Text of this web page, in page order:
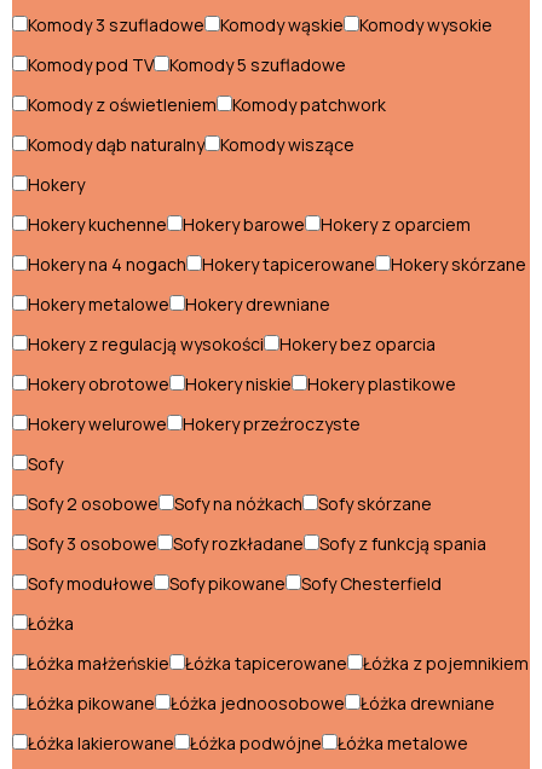
Kuchnia
Meble
do biura
na
Pokój
młodzieżowy
Przedpokój
Sypialnia
Hokery do
Krzesła do
jadalni
Hokery do jadalni
Krzesła do jadalni
Kuchnia
Hokery do kuchni
Komody 3 szufladowe
Komody wąskie
Komody wysokie
Komody pod TV
Komody 5 szufladowe
Komody z oświetleniem
Komody patchwork
Komody dąb naturalny
Komody wiszące
Hokery
Hokery kuchenne
Hokery barowe
Hokery z oparciem
Hokery na 4 nogach
Hokery tapicerowane
Hokery skórzane
Hokery metalowe
Hokery drewniane
Hokery z regulacją wysokości
Hokery bez oparcia
Hokery obrotowe
Hokery niskie
Hokery plastikowe
Hokery welurowe
Hokery przeźroczyste
Sofy
Sofy 2 osobowe
Sofy na nóżkach
Sofy skórzane
Sofy 3 osobowe
Sofy rozkładane
Sofy z funkcją spania
Sofy modułowe
Sofy pikowane
Sofy Chesterfield
Łóżka
Łóżka małżeńskie
Łóżka tapicerowane
Łóżka z pojemnikiem
Łóżka pikowane
Łóżka jednoosobowe
Łóżka drewniane
Łóżka lakierowane
Łóżka podwójne
Łóżka metalowe